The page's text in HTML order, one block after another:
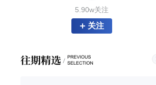
5.90w关注
关注